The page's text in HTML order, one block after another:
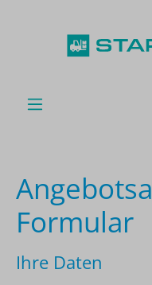
Formular
Ihre Daten